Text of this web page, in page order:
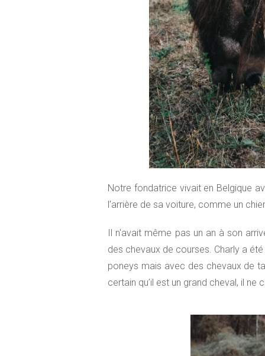
Notre fondatrice vivait en Belgique
l'arrière de sa voiture, comme un
Il n'avait même pas un an à son
des chevaux de courses. Charly a
poneys mais avec des chevaux de
certain qu’il est un grand cheval, il